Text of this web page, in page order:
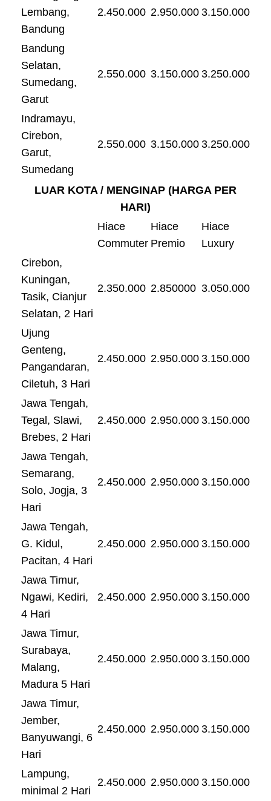
Lembang,
Bandung
2.450.000 2.950.000 3.150.000
Bandung
Selatan,
Sumedang,
Garut
2.550.000 3.150.000 3.250.000
Indramayu,
Cirebon,
Garut,
Sumedang
2.550.000 3.150.000 3.250.000
LUAR KOTA / MENGINAP (HARGA PER
HARI)
Hiace
Commuter
Hiace
Premio
Hiace
Luxury
Cirebon,
Kuningan,
Tasik, Cianjur
Selatan, 2 Hari
2.350.000 2.850000 3.050.000
Ujung
Genteng,
Pangandaran,
Ciletuh, 3 Hari
2.450.000 2.950.000 3.150.000
Jawa Tengah,
Tegal, Slawi,
Brebes, 2 Hari
2.450.000 2.950.000 3.150.000
Jawa Tengah,
Semarang,
Solo, Jogja, 3
Hari
2.450.000 2.950.000 3.150.000
Jawa Tengah,
G. Kidul,
Pacitan, 4 Hari
2.450.000 2.950.000 3.150.000
Jawa Timur,
Ngawi, Kediri,
4 Hari
2.450.000 2.950.000 3.150.000
Jawa Timur,
Surabaya,
Malang,
Madura 5 Hari
2.450.000 2.950.000 3.150.000
Jawa Timur,
Jember,
Banyuwangi, 6
Hari
2.450.000 2.950.000 3.150.000
Lampung,
minimal 2 Hari
2.450.000 2.950.000 3.150.000